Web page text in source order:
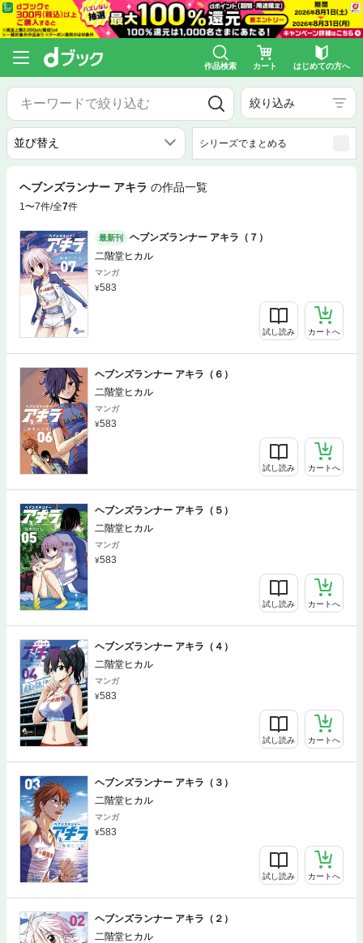
作品検索 カート はじめての方へ
絞り込み
シリーズでまとめる
ヘブンズランナー アキラ の作品一覧
1〜7件/全7件
最新刊
ヘブンズランナー アキラ（７）
二階堂ヒカル
マンガ
583
試し読み カートへ
ヘブンズランナー アキラ（６）
二階堂ヒカル
マンガ
583
試し読み カートへ
ヘブンズランナー アキラ（５）
二階堂ヒカル
マンガ
583
試し読み カートへ
ヘブンズランナー アキラ（４）
二階堂ヒカル
マンガ
583
試し読み カートへ
ヘブンズランナー アキラ（３）
二階堂ヒカル
マンガ
583
試し読み カートへ
ヘブンズランナー アキラ（２）
二階堂ヒカル